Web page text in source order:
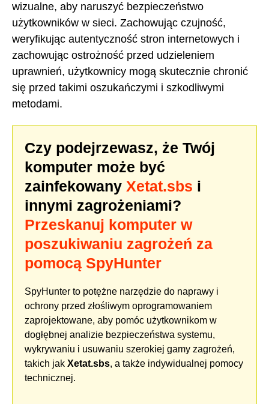
wizualne, aby naruszyć bezpieczeństwo
użytkowników w sieci. Zachowując czujność,
weryfikując autentyczność stron internetowych i
zachowując ostrożność przed udzieleniem
uprawnień, użytkownicy mogą skutecznie chronić
się przed takimi oszukańczymi i szkodliwymi
metodami.
Czy podejrzewasz, że Twój
komputer może być
zainfekowany Xetat.sbs i
innymi zagrożeniami?
Przeskanuj komputer w
poszukiwaniu zagrożeń za
pomocą SpyHunter
SpyHunter to potężne narzędzie do naprawy i
ochrony przed złośliwym oprogramowaniem
zaprojektowane, aby pomóc użytkownikom w
dogłębnej analizie bezpieczeństwa systemu,
wykrywaniu i usuwaniu szerokiej gamy zagrożeń,
takich jak Xetat.sbs, a także indywidualnej pomocy
technicznej.